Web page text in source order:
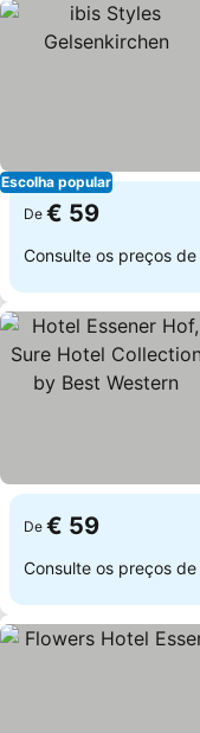
Escolha popular
De € 59
Consulte os preços de
De € 59
Consulte os preços de